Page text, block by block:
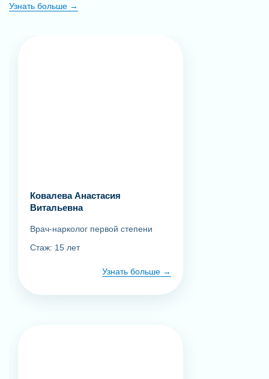
Узнать больше
Ковалева Анастасия
Витальевна
Врач-нарколог первой степени
Стаж: 15 лет
Узнать больше